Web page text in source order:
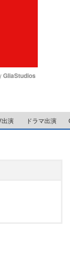
e
GliaStudios
出演 ドラマ出演